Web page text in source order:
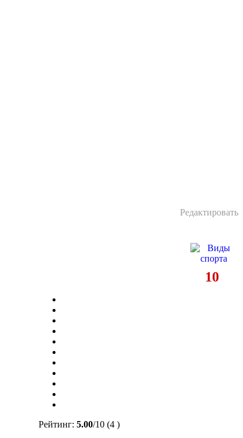
Редактировать
10
Рейтинг: 5.00/10 (4 )